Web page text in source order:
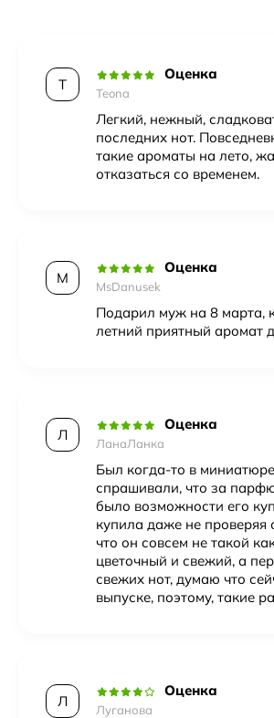
T
Оценка
Teona
Легкий, нежный,
последних нот.
такие ароматы на лето,
отказаться со временем.
M
Оценка
MsDanusek
Подарил муж на 8 марта,
летний приятный аромат
Л
Оценка
ЛанаЛанка
Был когда-то в
спрашивали, что за
было возможности его
купила даже не проверяя
что он совсем не такой
цветочный и свежий, а
свежих нот, думаю что
выпуске, поэтому, такие
Л
Оценка
Луганова